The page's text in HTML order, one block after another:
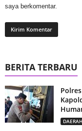
saya berkomentar.
BERITA TERBARU
DAERAH